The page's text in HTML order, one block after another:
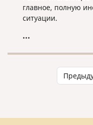
главное, полную
ситуации.
...